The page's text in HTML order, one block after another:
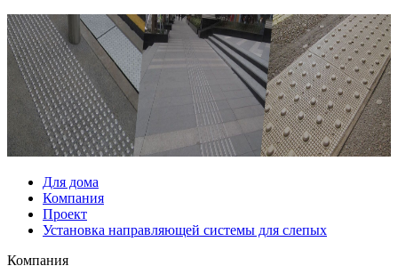
Для дома
Компания
Проект
Установка направляющей системы для слепых
Компания